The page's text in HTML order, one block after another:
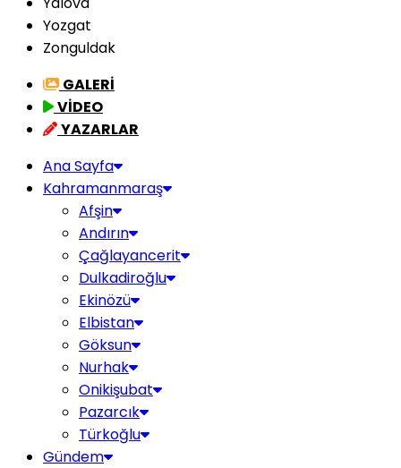
Yozgat
Zonguldak
GALERİ
VİDEO
YAZARLAR
Ana Sayfa
Kahramanmaraş
Afşin
Andırın
Çağlayancerit
Dulkadiroğlu
Ekinözü
Elbistan
Göksun
Nurhak
Onikişubat
Pazarcık
Türkoğlu
Gündem